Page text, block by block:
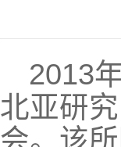
2013
北亚研
会。该